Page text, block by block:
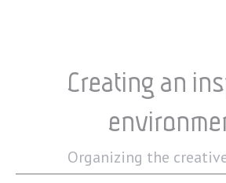
Creating an
Organizing the